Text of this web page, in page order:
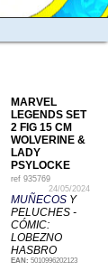
MARVEL
LEGENDS SET
2 FIG 15 CM
WOLVERINE &
LADY
PSYLOCKE
ref 935769
24/05/2024
MUÑECOS Y
PELUCHES -
CÓMIC:
LOBEZNO
HASBRO
EAN: 5010996202123